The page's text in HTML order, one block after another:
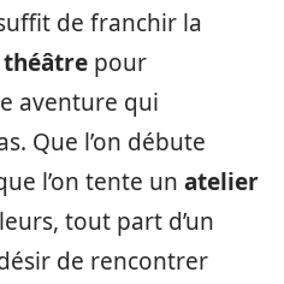
de franchir la
théâtre pour
aventure qui
Que l’on débute
l’on tente un atelier
tout part d’un
de rencontrer